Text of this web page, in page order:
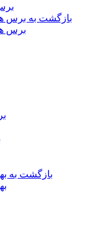
بازگشت به برس
برس
بازگشت به